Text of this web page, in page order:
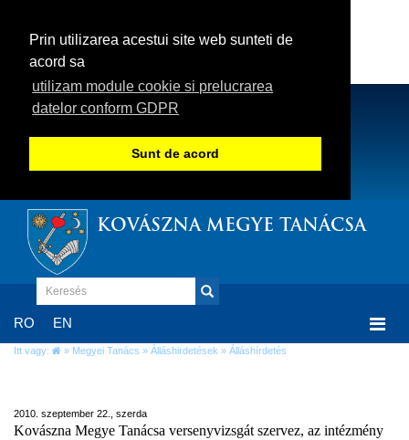
Prin utilizarea acestui site web sunteti de
acord sa
utilizam module cookie si prelucrarea
datelor conform GDPR
Sunt de acord
KOVÁSZNA MEGYE TANÁCSA
RO EN
Itt vagy: » Megyei Tanács » Álláshirdetések » Álláshírdetés
2010. szeptember 22., szerda
Kovászna Megye Tanácsa versenyvizsgát szervez, az intézmény